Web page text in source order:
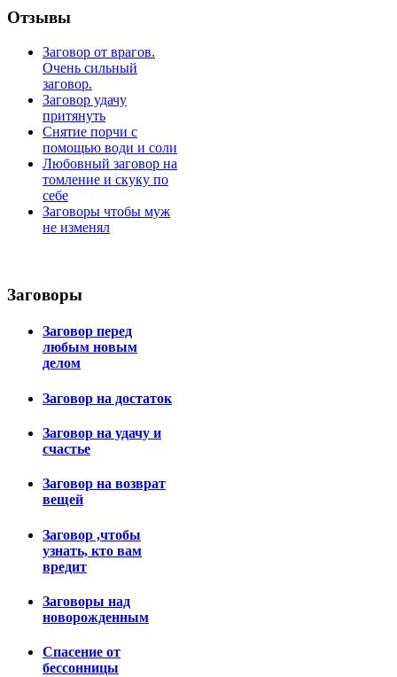
Отзывы
Заговор от врагов.
Очень сильный
заговор.
Заговор удачу
притянуть
Снятие порчи с
помощью води и соли
Любовный заговор на
томление и скуку по
себе
Заговоры чтобы муж
не изменял
Заговоры
Заговор перед
любым новым
делом
Заговор на достаток
Заговор на удачу и
счастье
Заговор на возврат
вещей
Заговор ,чтобы
узнать, кто вам
вредит
Заговоры над
новорожденным
Спасение от
бессонницы